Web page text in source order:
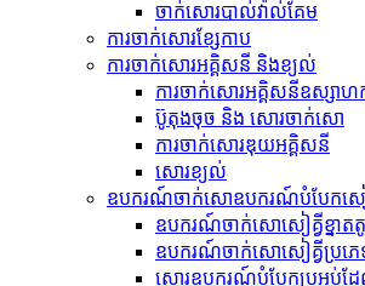
ចាក់សោរបាល់វ៉ាល់គែម
ការចាក់សោរខ្សែកាប
ការចាក់សោរអគ្គិសនី និងខ្យល់
ការចាក់សោរអគ្គិសនីឧស្សាហក
ប៊ូតុងចុច និង សោរចាក់សោ
ការចាក់សោរឌុយអគ្គិសនី
សោរ​ខ្យល់
ឧបករណ៍​ចាក់សោ​ឧបករណ៍​បំបែក​សៀ
ឧបករណ៍​ចាក់សោ​សៀគ្វី​ខ្នាត
ឧបករណ៍​ចាក់សោ​សៀគ្វី​ប្រភេ
សោរ​ឧបករណ៍​បំបែក​ប្រអប់​ដែ